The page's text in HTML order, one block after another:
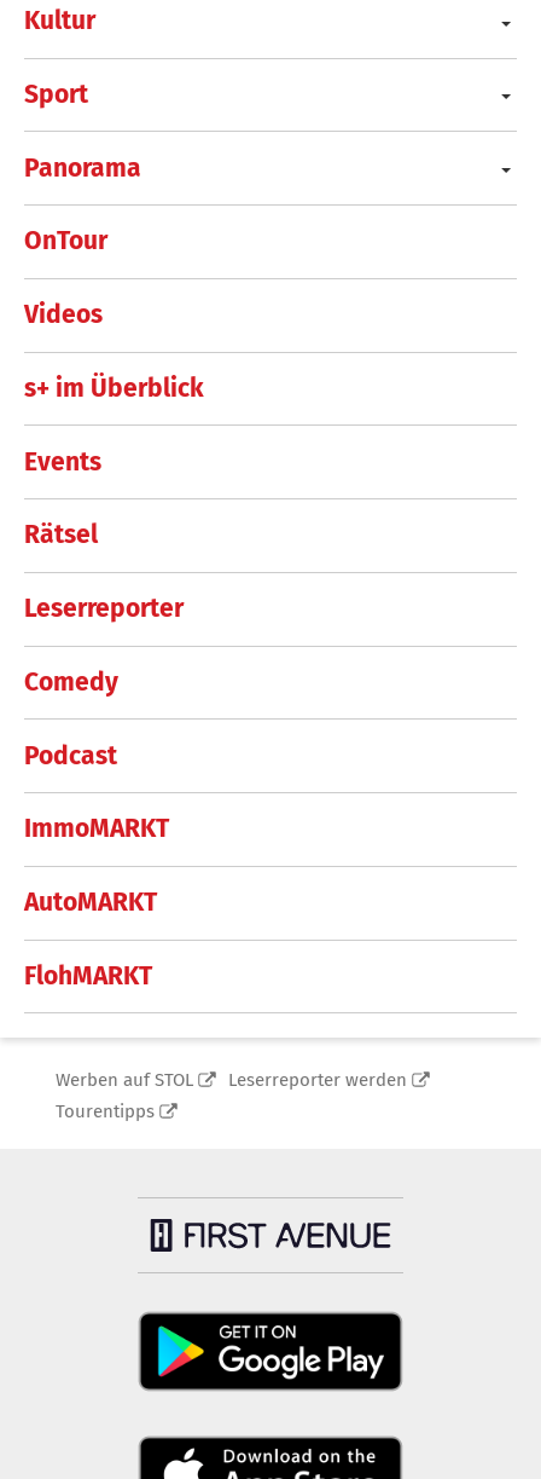
Kultur
Sport
Panorama
OnTour
Videos
s+ im Überblick
Events
Rätsel
Leserreporter
Comedy
Podcast
ImmoMARKT
AutoMARKT
FlohMARKT
Werben auf STOL
Leserreporter werden
Tourentipps